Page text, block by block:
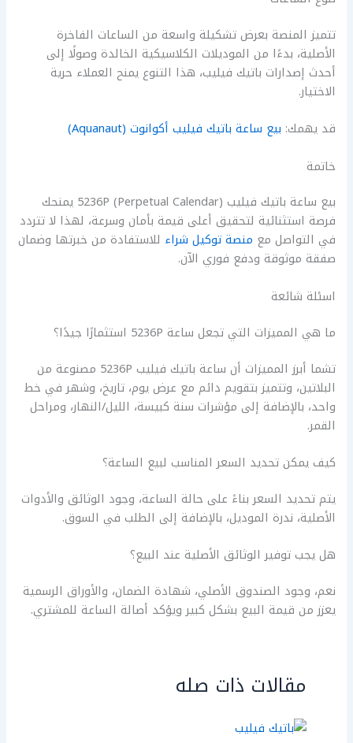
تتميز المنصة بعرض تشكيلة واسعة من الساعات الفاخرة
الأصلية، بدءًا من الموديلات الكلاسيكية الخالدة وصولًا إلى
أحدث إصدارات باتيك فيليب، هذا التنوع يمنح العملاء حرية
الاختيار.
قد يهمك: بيع ساعة باتيك فيليب أكوانوت (Aquanaut)
خاتمة
بيع ساعة باتيك فيليب 5236P (Perpetual Calendar) يمنحك
فرصة استثنائية لتحقيق أعلى قيمة بأمان وسرعة، لهذا لا تتردد
في التواصل مع منصة توكيل شراء للاستفادة من خبرتها وضمان
صفقة موثوقة ودفع فوري الآن.
اسئلة شائعة
ما هي المميزات التي تجعل ساعة 5236P استثمارًا جيدًا؟
تشما أبرز المميزات أن ساعة باتيك فيليب 5236P مصنوعة من
البلاتين، وتتميز بتقويم دائم مع عرض يوم، تاريخ، وشهر في خط
واحد، بالإضافة إلى مؤشرات سنة كبيسة، الليل/النهار، ومراحل
القمر.
كيف يمكن تحديد السعر المناسب لبيع الساعة؟
يتم تحديد السعر بناءً على حالة الساعة، وجود الوثائق والأدوات
الأصلية، ندرة الموديل، بالإضافة إلى الطلب في السوق.
هل يجب توفير الوثائق الأصلية عند البيع؟
نعم، وجود الصندوق الأصلي، شهادة الضمان، والأوراق الرسمية
يعزز من قيمة البيع بشكل كبير ويؤكد أصالة الساعة للمشتري.
مقالات ذات صله